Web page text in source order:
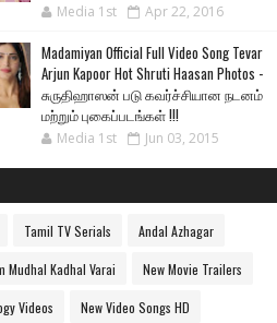
Media 1st Apr 22, 2016
Madamiyan Official Full Video Song Tevar
Arjun Kapoor Hot Shruti Haasan Photos -
சுருதிஹாஸன் படு கவர்ச்சியான நடனம்
மற்றும் புகைப்படங்கள் !!!
Media 1st Jun 03, 2015
Tamil TV Serials Andal Azhagar
Mudhal Kadhal Varai New Movie Trailers
Videos New Video Songs HD